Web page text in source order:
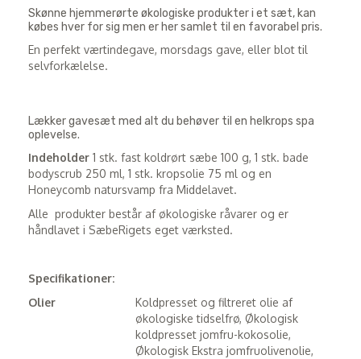
Skønne hjemmerørte økologiske produkter i et sæt, kan
købes hver for sig men er her samlet til en favorabel pris.
En perfekt værtindegave, morsdags gave, eller blot til
selvforkælelse.
Lækker gavesæt med alt du behøver til en helkrops spa
oplevelse.
Indeholder 1 stk. fast koldrørt sæbe 100 g, 1 stk. bade
bodyscrub 250 ml, 1 stk. kropsolie 75 ml og en
Honeycomb natursvamp fra Middelavet.
Alle produkter består af økologiske råvarer og er
håndlavet i SæbeRigets eget værksted.
Specifikationer:
Olier
Koldpresset og filtreret olie af
økologiske tidselfrø, Økologisk
koldpresset jomfru-kokosolie,
Økologisk Ekstra jomfruolivenolie,